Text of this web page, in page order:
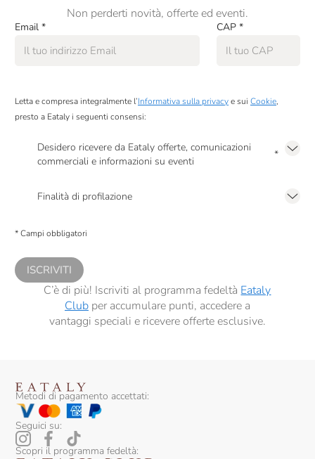
Non perderti novità, offerte ed eventi.
Email * CAP *
Letta e compresa integralmente l’Informativa sulla privacye sui Cookie,
presto a Eataly i seguenti consensi:
Desidero ricevere da Eataly offerte, comunicazioni
commerciali e informazioni su eventi
*
Finalità di profilazione
comunicazioni commerciali personalizzate, in caso di consenso prestato ai
* Campi obbligatori
ISCRIVITI
C’è di più! Iscriviti al programma fedeltà Eataly
Clubper accumulare punti, accedere a
vantaggi speciali e ricevere offerte esclusive.
Metodi di pagamento accettati:
Seguici su:
Scopri il programma fedeltà: